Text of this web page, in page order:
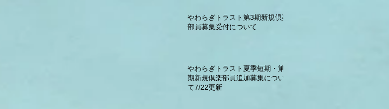
やわらぎトラスト第3期新規倶楽
部員募集受付について
やわらぎトラスト夏季短期・第2
期新規倶楽部員追加募集につい
て7/22更新